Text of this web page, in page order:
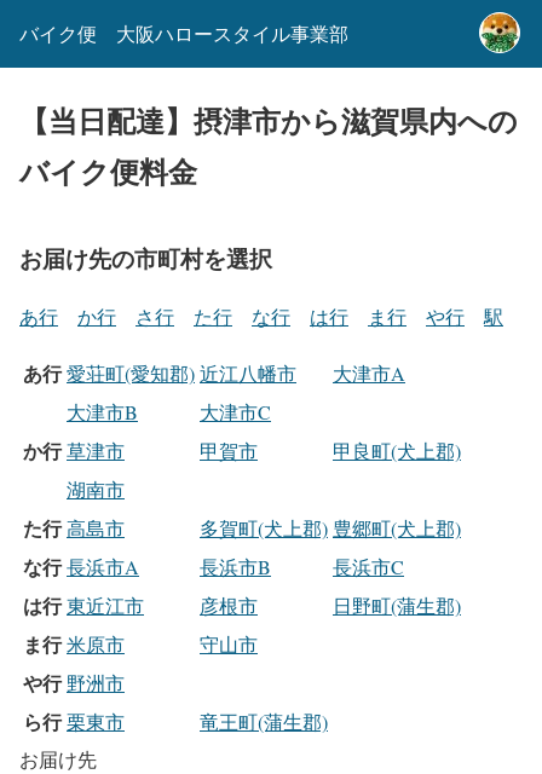
バイク便 大阪ハロースタイル事業部
【当日配達】摂津市から滋賀県内への
バイク便料金
お届け先の市町村を選択
あ行 か行 さ行 た行 な行 は行 ま行 や行 駅
あ行愛荘町(愛知郡)近江八幡市
大津市A
大津市B
大津市C
か行草津市 甲賀市
甲良町(犬上郡)
湖南市
た行高島市 多賀町(犬上郡) 豊郷町(犬上郡)
な行長浜市A 長浜市B 長浜市C
は行東近江市 彦根市 日野町(蒲生郡)
ま行米原市 守山市
や行野洲市
ら行栗東市
竜王町(蒲生郡)
お届け先